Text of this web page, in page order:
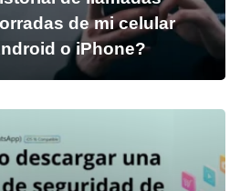
de mi celular
o iPhone?